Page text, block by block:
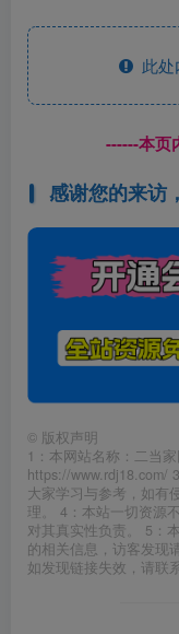
此处
------本页
感谢您的来访
© 版权声明
1：本网站名称：二当
https://www.rdj18.com/
大家学习与参考，如有
理。 4：本站一切资源
对其真实性负责。 5：
的相关信息，访客发现
如发现链接失效，请联